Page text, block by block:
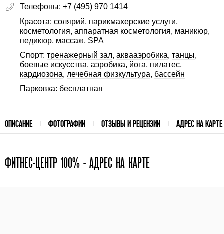
Телефоны: +7 (495) 970 1414
Красота: солярий, парикмахерские услуги,
косметология, аппаратная косметология, маникюр,
педикюр, массаж, SPA
Спорт: тренажерный зал, аквааэробика, танцы,
боевые искусства, аэробика, йога, пилатес,
кардиозона, лечебная физкультура, бассейн
Парковка: бесплатная
ОПИСАНИЕ ФОТОГРАФИИ ОТЗЫВЫ И РЕЦЕНЗИИ АДРЕС НА КАРТЕ
ФИТНЕС-ЦЕНТР 100% - АДРЕС НА КАРТЕ